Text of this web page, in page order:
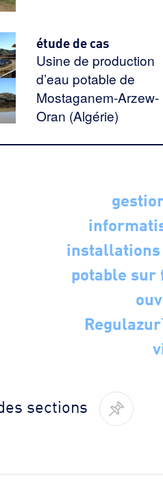
étude de cas
Usine de production
d’eau potable de
Mostaganem-Arzew-
Oran (Algérie)
installations
potable
sections